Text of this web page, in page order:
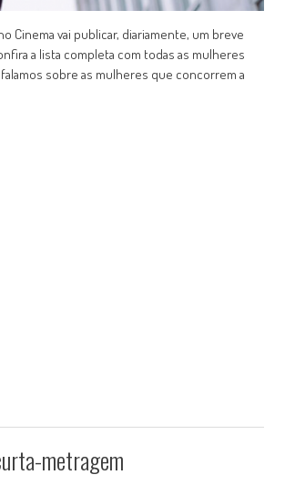
Cinema vai publicar, diariamente, um breve
a lista completa com todas as mulheres
sobre as mulheres que concorrem a
metragem